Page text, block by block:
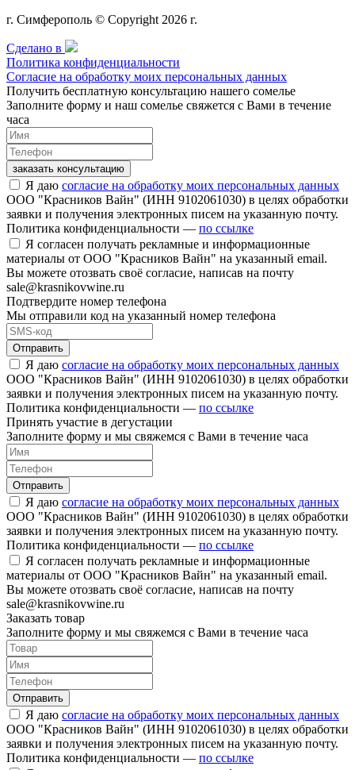
г. Симферополь © Copyright 2026 г.
Сделано в
Политика конфиденциальности
Согласие на обработку моих персональных данных
Получить бесплатную консультацию нашего сомелье
Заполните форму и наш сомелье свяжется с Вами в течение
часа
заказать консультацию
Я даю согласие на обработку моих персональных данных
ООО "Красников Вайн" (ИНН 9102061030) в целях обработки
заявки и получения электронных писем на указанную почту.
Политика конфиденциальности — по ссылке
Я согласен получать рекламные и информационные
материалы от ООО "Красников Вайн" на указанный email.
Вы можете отозвать своё согласие, написав на почту
sale@krasnikovwine.ru
Подтвердите номер телефона
Мы отправили код на указанный номер телефона
Отправить
Я даю согласие на обработку моих персональных данных
ООО "Красников Вайн" (ИНН 9102061030) в целях обработки
заявки и получения электронных писем на указанную почту.
Политика конфиденциальности — по ссылке
Принять участие в дегустации
Заполните форму и мы свяжемся с Вами в течение часа
Отправить
Я даю согласие на обработку моих персональных данных
ООО "Красников Вайн" (ИНН 9102061030) в целях обработки
заявки и получения электронных писем на указанную почту.
Политика конфиденциальности — по ссылке
Я согласен получать рекламные и информационные
материалы от ООО "Красников Вайн" на указанный email.
Вы можете отозвать своё согласие, написав на почту
sale@krasnikovwine.ru
Заказать товар
Заполните форму и мы свяжемся с Вами в течение часа
Отправить
Я даю согласие на обработку моих персональных данных
ООО "Красников Вайн" (ИНН 9102061030) в целях обработки
заявки и получения электронных писем на указанную почту.
Политика конфиденциальности — по ссылке